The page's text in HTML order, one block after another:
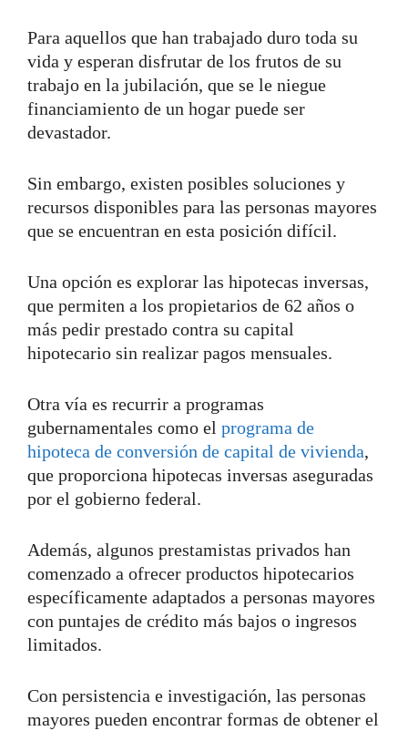
Para aquellos que han trabajado duro toda su
vida y esperan disfrutar de los frutos de su
trabajo en la jubilación, que se le niegue
financiamiento de un hogar puede ser
devastador.
Sin embargo, existen posibles soluciones y
recursos disponibles para las personas mayores
que se encuentran en esta posición difícil.
Una opción es explorar las hipotecas inversas,
que permiten a los propietarios de 62 años o
más pedir prestado contra su capital
hipotecario sin realizar pagos mensuales.
Otra vía es recurrir a programas
gubernamentales como el programa de
hipoteca de conversión de capital de vivienda,
que proporciona hipotecas inversas aseguradas
por el gobierno federal.
Además, algunos prestamistas privados han
comenzado a ofrecer productos hipotecarios
específicamente adaptados a personas mayores
con puntajes de crédito más bajos o ingresos
limitados.
Con persistencia e investigación, las personas
mayores pueden encontrar formas de obtener el